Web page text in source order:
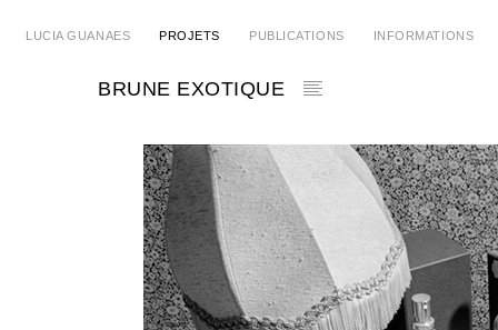
LUCIA GUANAES PROJETS PUBLICATIONS INFORMATIONS
BRUNE EXOTIQUE